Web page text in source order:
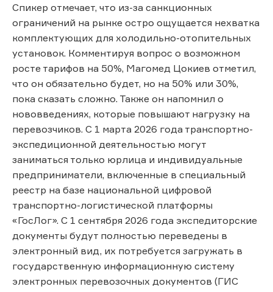
Спикер отмечает, что из-за санкционных
ограничений на рынке остро ощущается нехватка
комплектующих для холодильно-отопительных
установок. Комментируя вопрос о возможном
росте тарифов на 50%, Магомед Цокиев отметил,
что он обязательно будет, но на 50% или 30%,
пока сказать сложно. Также он напомнил о
нововведениях, которые повышают нагрузку на
перевозчиков. С 1 марта 2026 года транспортно-
экспедиционной деятельностью могут
заниматься только юрлица и индивидуальные
предприниматели, включенные в специальный
реестр на базе национальной цифровой
транспортно-логистической платформы
«ГосЛог». С 1 сентября 2026 года экспедиторские
документы будут полностью переведены в
электронный вид, их потребуется загружать в
государственную информационную систему
электронных перевозочных документов (ГИС